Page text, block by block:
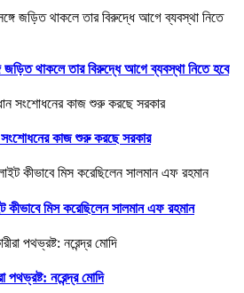
থাকলে তার বিরুদ্ধে আগে ব্যবস্থা নিতে হবে
সংশোধনের কাজ শুরু করছে সরকার
কীভাবে মিস করেছিলেন সালমান এফ রহমান
পথভ্রষ্ট: নরেন্দ্র মোদি